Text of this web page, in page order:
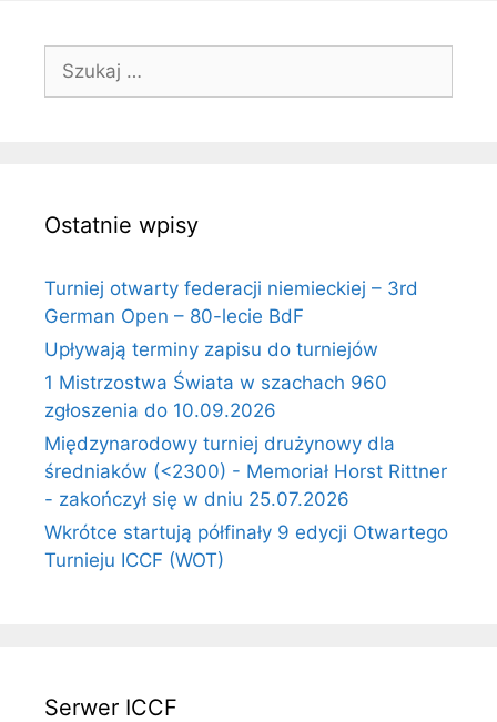
Ostatnie wpisy
Turniej otwarty federacji niemieckiej – 3rd
German Open – 80-lecie BdF
Upływają terminy zapisu do turniejów
1 Mistrzostwa Świata w szachach 960
zgłoszenia do 10.09.2026
Międzynarodowy turniej drużynowy dla
średniaków (<2300) - Memoriał Horst Rittner
- zakończył się w dniu 25.07.2026
Wkrótce startują półfinały 9 edycji Otwartego
Turnieju ICCF (WOT)
Serwer ICCF